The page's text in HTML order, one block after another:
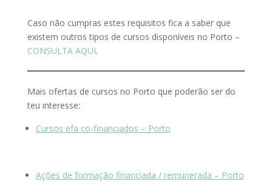
Caso não cumpras estes requisitos fica a saber que
existem outros tipos de cursos disponíveis no Porto –
CONSULTA AQUI.
Mais ofertas de cursos no Porto que poderão ser do
teu interesse:
Cursos efa co-financiados – Porto
Ações de formação financiada / remunerada – Porto